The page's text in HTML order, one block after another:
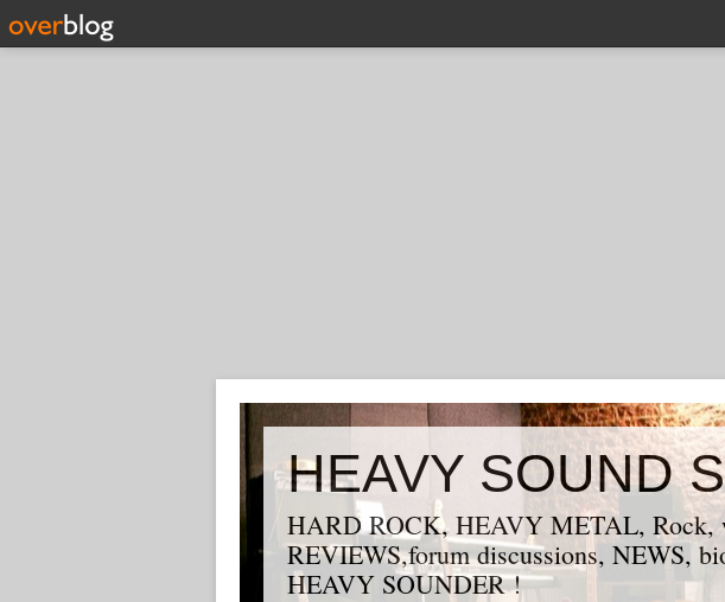
HEAVY SOUND
HARD ROCK, HEAVY METAL, Rock,
REVIEWS,forum discussions, NEWS,
HEAVY SOUNDER !